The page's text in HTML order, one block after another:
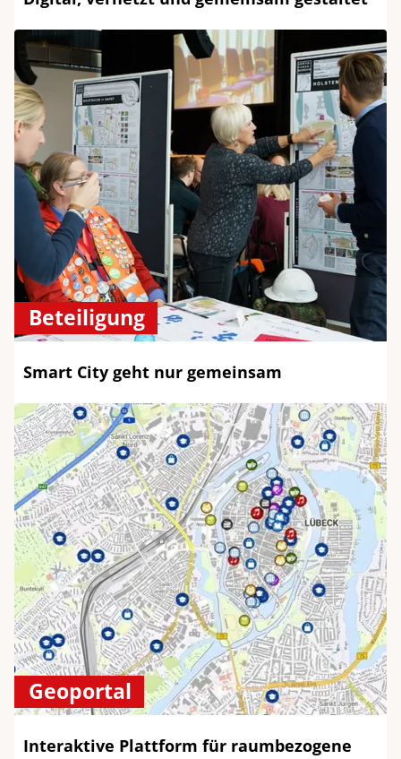
Beteiligung
Smart City geht nur gemeinsam
Geoportal
Interaktive Plattform für raumbezogene